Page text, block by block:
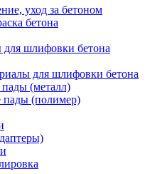
уход за бетоном
бетона
для шлифовки бетона
для шлифовки бетона
(металл)
пады (полимер)